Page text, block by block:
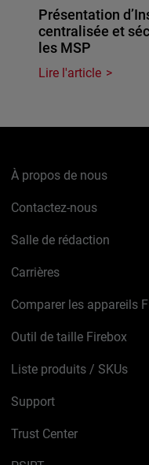
Présentation
centralisée et
les MSP
Lire l'article
À propos de nous
Contactez-nous
Salle de rédaction
Carrières
Comparer les appareils
Outil de taille Firebox
Liste produits / SKUs
Support
Trust Center